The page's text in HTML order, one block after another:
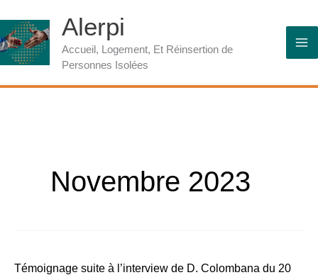
au
contenu
Alerpi
Accueil, Logement, Et Réinsertion de
Personnes Isolées
Novembre 2023
Témoignage suite à l’interview de D. Colombana du 20